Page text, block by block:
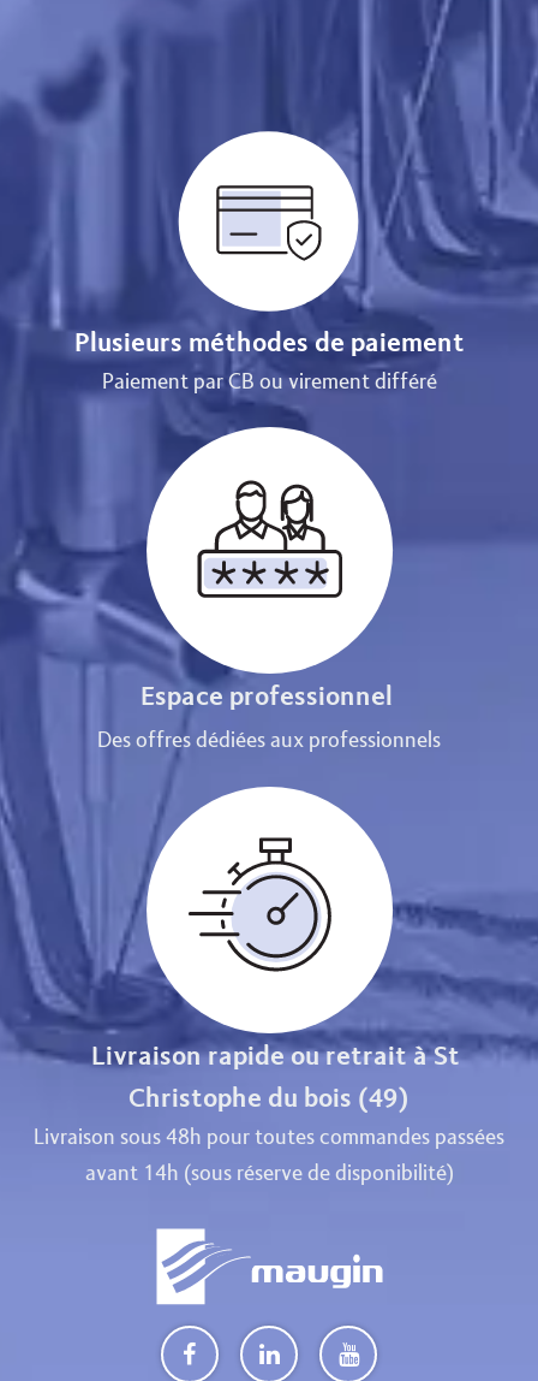
Plusieurs méthodes de paiement
Paiement par CB ou virement différé
Espace professionnel
Des offres dédiées aux professionnels
Livraison rapide ou retrait à St
Christophe du bois (49)
Livraison sous 48h pour toutes commandes passées
avant 14h (sous réserve de disponibilité)